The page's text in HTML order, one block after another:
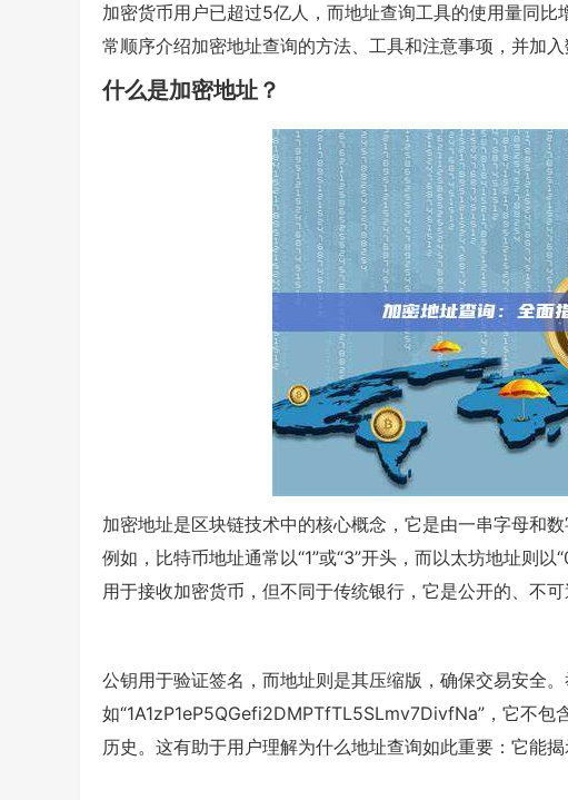
加密货币用户已超过5亿人，而地址查询工具的使用量同
常顺序介绍加密地址查询的方法、工具和注意事项，并加入
什么是加密地址？
加密地址是区块链技术中的核心概念，它是由一串字母和
例如，比特币地址通常以“1”或“3”开头，而以太坊地址则
用于接收加密货币，但不同于传统银行，它是公开的、不
公钥用于验证签名，而地址则是其压缩版，确保交易安全
如“1A1zP1eP5QGefi2DMPTfTL5SLmv7DivfNa”，它不
历史。这有助于用户理解为什么地址查询如此重要：它能揭